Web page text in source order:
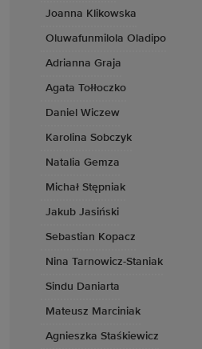
Joanna Klikowska
Oluwafunmilola Oladipo
Adrianna Graja
Agata Tołłoczko
Daniel Wiczew
Karolina Sobczyk
Natalia Gemza
Michał Stępniak
Jakub Jasiński
Sebastian Kopacz
Nina Tarnowicz-Staniak
Sindu Daniarta
Mateusz Marciniak
Agnieszka Staśkiewicz